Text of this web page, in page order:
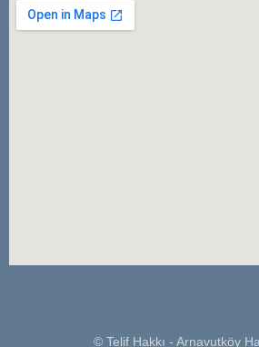
© Telif Hakkı - Arnavutköy